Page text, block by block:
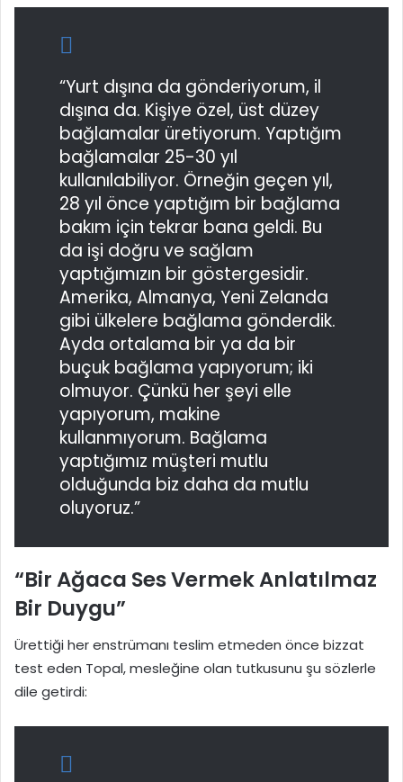
“Yurt dışına da gönderiyorum, il
dışına da. Kişiye özel, üst düzey
bağlamalar üretiyorum. Yaptığım
bağlamalar 25-30 yıl
kullanılabiliyor. Örneğin geçen yıl,
28 yıl önce yaptığım bir bağlama
bakım için tekrar bana geldi. Bu
da işi doğru ve sağlam
yaptığımızın bir göstergesidir.
Amerika, Almanya, Yeni Zelanda
gibi ülkelere bağlama gönderdik.
Ayda ortalama bir ya da bir
buçuk bağlama yapıyorum; iki
olmuyor. Çünkü her şeyi elle
yapıyorum, makine
kullanmıyorum. Bağlama
yaptığımız müşteri mutlu
olduğunda biz daha da mutlu
oluyoruz.”
“Bir Ağaca Ses Vermek Anlatılmaz
Bir Duygu”
Ürettiği her enstrümanı teslim etmeden önce bizzat
test eden Topal, mesleğine olan tutkusunu şu sözlerle
dile getirdi: